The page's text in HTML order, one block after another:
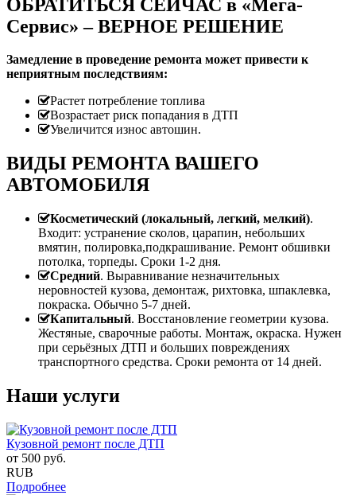
ОБРАТИТЬСЯ СЕЙЧАС в «Мега-
Сервис» – ВЕРНОЕ РЕШЕНИЕ
Замедление в проведение ремонта может привести к
неприятным последствиям:
Растет потребление топлива
Возрастает риск попадания в ДТП
Увеличится износ автошин.
ВИДЫ РЕМОНТА ВАШЕГО
АВТОМОБИЛЯ
Косметический (локальный, легкий, мелкий).
Входит: устранение сколов, царапин, небольших
вмятин, полировка,подкрашивание. Ремонт обшивки
потолка, торпеды. Сроки 1-2 дня.
Средний. Выравнивание незначительных
неровностей кузова, демонтаж, рихтовка, шпаклевка,
покраска. Обычно 5-7 дней.
Капитальный. Восстановление геометрии кузова.
Жестяные, сварочные работы. Монтаж, окраска. Нужен
при серьёзных ДТП и больших повреждениях
транспортного средства. Сроки ремонта от 14 дней.
Наши услуги
Кузовной ремонт после ДТП
от 500 руб.
RUB
Подробнее